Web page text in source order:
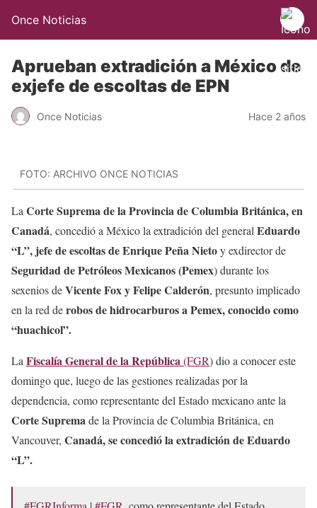
Once Noticias
Aprueban extradición a México de
exjefe de escoltas de EPN
Once Noticias Hace 2 años
FOTO: ARCHIVO ONCE NOTICIAS
La Corte Suprema de la Provincia de Columbia Británica, en
Canadá, concedió a México la extradición del general Eduardo
“L”, jefe de escoltas de Enrique Peña Nietoy exdirector de
Seguridad de Petróleos Mexicanos (Pemex) durante los
sexenios deVicente Fox y Felipe Calderón, presunto implicado
en la red derobos de hidrocarburos a Pemex, conocido como
“huachicol”.
La Fiscalía General de la República(FGR) dio a conocer este
domingo que, luego de las gestiones realizadas por la
dependencia, como representante del Estado mexicano ante la
Corte Supremade la Provincia de Columbia Británica, en
Vancouver, Canadá, se concedió la extradición de Eduardo
“L”.